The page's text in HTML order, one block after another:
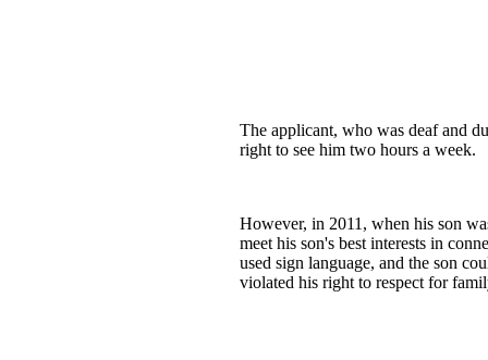
The applicant, who was deaf and
right to see him two hours a week.
However, in 2011, when his son
meet his son's best interests in
used sign language, and the son
violated his right to respect for